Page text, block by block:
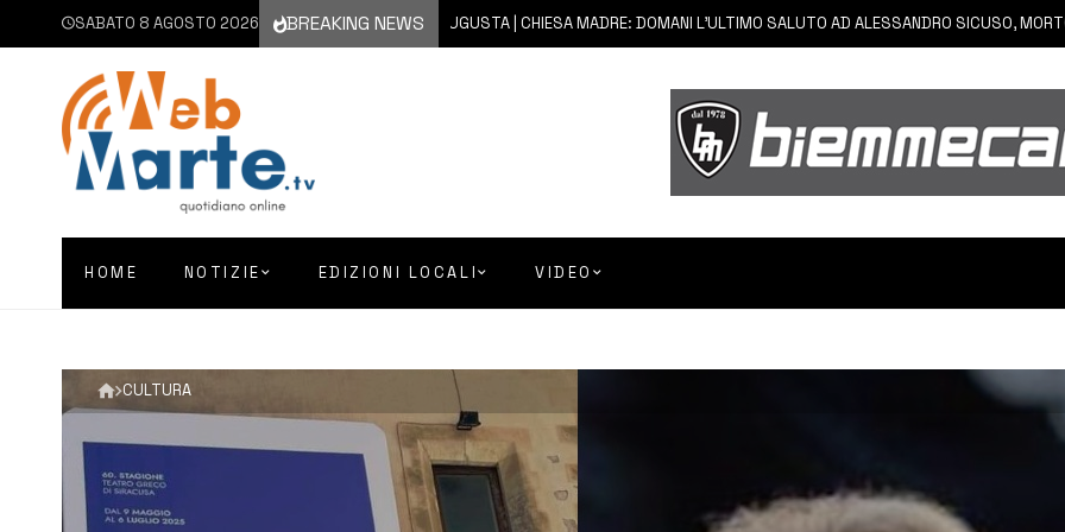
SABATO 8 AGOSTO 2026 BREAKING NEWS
8 AGOSTO 2026 AUGUSTA | CHIESA MADRE: DOMANI L’ULTIMO SALUTO AD ALESSANDRO SICUSO, MORTO IN
HOME NOTIZIE EDIZIONI LOCALI VIDEO
CULTURA